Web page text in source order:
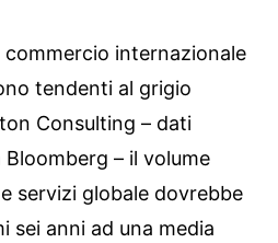
internazionale
tendenti al grigio
Consulting – dati
Bloomberg – il volume
servizi globale dovrebbe
sei anni ad una media